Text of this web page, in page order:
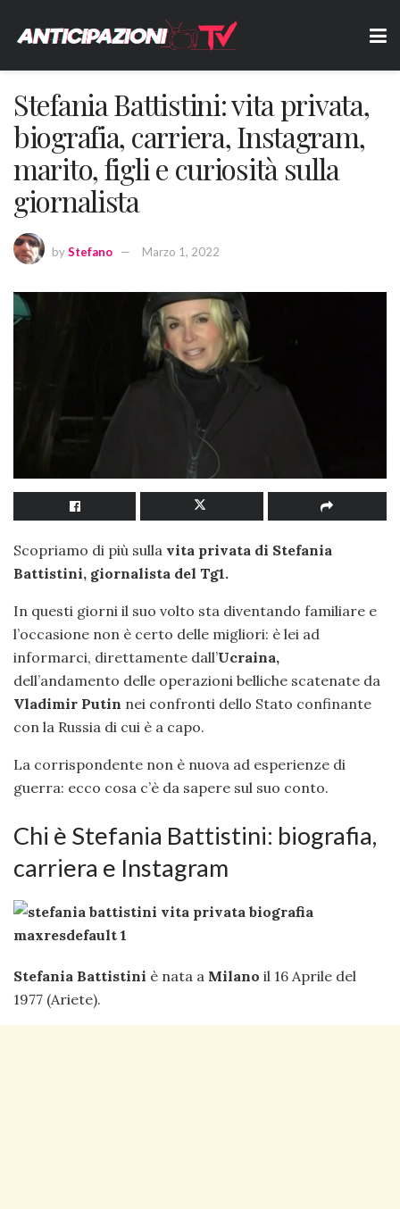
Stefania Battistini: vita privata,
biografia, carriera, Instagram,
marito, figli e curiosità sulla
giornalista
byStefano Marzo 1, 2022
Scopriamo di più sulla vita privata di Stefania
Battistini, giornalista del Tg1.
In questi giorni il suo volto sta diventando familiare e
l’occasione non è certo delle migliori: è lei ad
informarci, direttamente dall’Ucraina,
dell’andamento delle operazioni belliche scatenate da
Vladimir Putin nei confronti dello Stato confinante
con la Russia di cui è a capo.
La corrispondente non è nuova ad esperienze di
guerra: ecco cosa c’è da sapere sul suo conto.
Chi è Stefania Battistini: biografia,
carriera e Instagram
Stefania Battistini è nata a Milano il 16 Aprile del
1977 (Ariete).